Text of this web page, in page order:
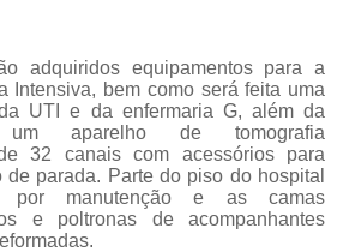
adquiridos equipamentos para a
Intensiva, bem como será feita uma
UTI e da enfermaria G, além da
aparelho de tomografia
32 canais com acessórios para
parada. Parte do piso do hospital
por manutenção e as camas
e poltronas de acompanhantes